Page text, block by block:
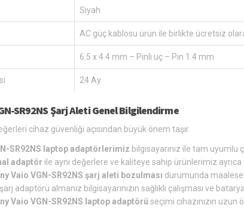
Siyah
AC güç kablosu ürün ile birlikte ücretsiz
6.5 x 4.4 mm – Pinli uç – Pin 1.4 mm
24 Ay
SR92NS Şarj Aleti Genel Bilgilendirme
cihaz güvenliği açısından büyük önem taşır.
SR92NS laptop adaptörlerimiz bilgisayarınız ile tam uyumlu
adaptör ile aynı değerlere ve kaliteye sahip ürünlerimiz
Vaio VGN-SR92NS şarj aleti bozulması durumunda
adaptörü almanız bilgisayarınızın sağlıklı çalışması ve
Vaio VGN-SR92NS laptop adaptörü seçimi cihazınızın